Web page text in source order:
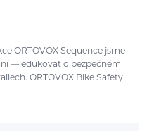
ORTOVOX Sequence jsme
— edukovat o bezpečném
ORTOVOX Bike Safety